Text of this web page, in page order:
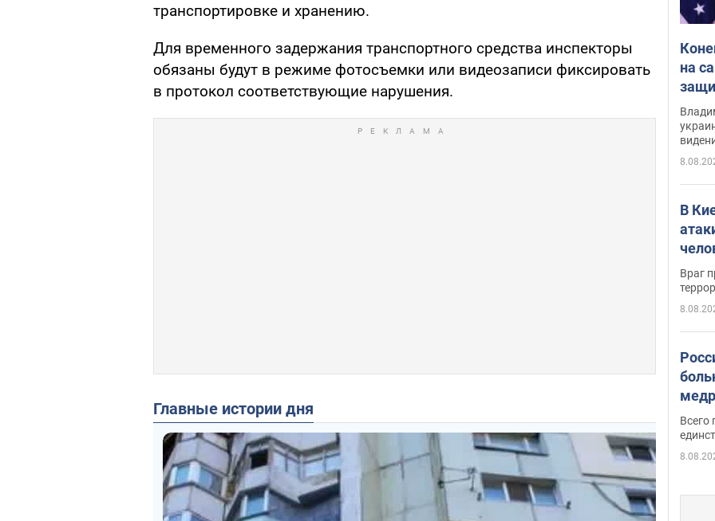
транспортировке и хранению.
Для временного задержания транспортного средства инспекторы
обязаны будут в режиме фотосъемки или видеозаписи фиксировать
в протокол соответствующие нарушения.
Главные истории дня
на
В
Враг
Всего